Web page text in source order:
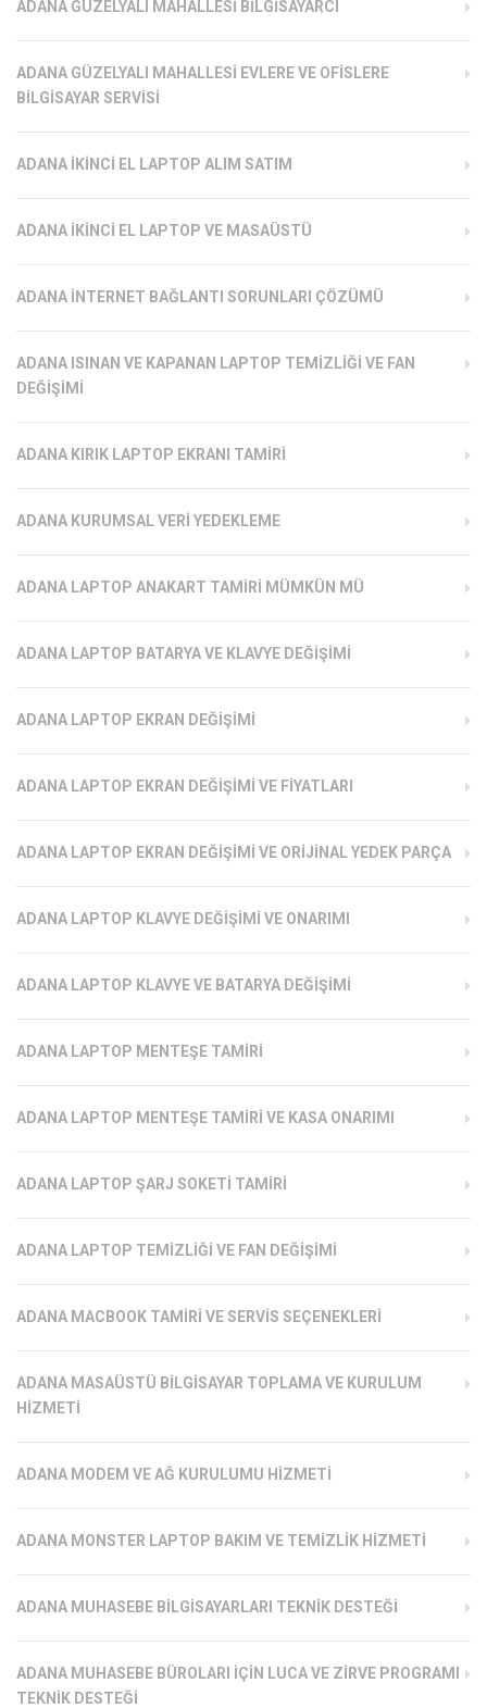
ADANA GÜZELYALI MAHALLESI BILGISAYARCI
ADANA GÜZELYALI MAHALLESI EVLERE VE OFISLERE
BILGISAYAR SERVISI
ADANA İKINCI EL LAPTOP ALIM SATIM
ADANA İKINCI EL LAPTOP VE MASAÜSTÜ
ADANA İNTERNET BAĞLANTI SORUNLARI ÇÖZÜMÜ
ADANA ISINAN VE KAPANAN LAPTOP TEMIZLIĞI VE FAN
DEĞIŞIMI
ADANA KIRIK LAPTOP EKRANI TAMIRI
ADANA KURUMSAL VERI YEDEKLEME
ADANA LAPTOP ANAKART TAMIRI MÜMKÜN MÜ
ADANA LAPTOP BATARYA VE KLAVYE DEĞIŞIMI
ADANA LAPTOP EKRAN DEĞIŞIMI
ADANA LAPTOP EKRAN DEĞIŞIMI VE FIYATLARI
ADANA LAPTOP EKRAN DEĞIŞIMI VE ORIJINAL YEDEK PARÇA
ADANA LAPTOP KLAVYE DEĞIŞIMI VE ONARIMI
ADANA LAPTOP KLAVYE VE BATARYA DEĞIŞIMI
ADANA LAPTOP MENTEŞE TAMIRI
ADANA LAPTOP MENTEŞE TAMIRI VE KASA ONARIMI
ADANA LAPTOP ŞARJ SOKETI TAMIRI
ADANA LAPTOP TEMIZLIĞI VE FAN DEĞIŞIMI
ADANA MACBOOK TAMIRI VE SERVIS SEÇENEKLERI
ADANA MASAÜSTÜ BILGISAYAR TOPLAMA VE KURULUM
HIZMETI
ADANA MODEM VE AĞ KURULUMU HIZMETI
ADANA MONSTER LAPTOP BAKIM VE TEMIZLIK HIZMETI
ADANA MUHASEBE BILGISAYARLARI TEKNIK DESTEĞI
ADANA MUHASEBE BÜROLARI İÇIN LUCA VE ZIRVE PROGRAMI
TEKNIK DESTEĞI